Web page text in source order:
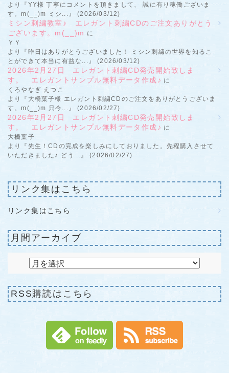
より『YY様 丁寧にコメントを頂きまして、 誠に有り稼働ございま
す。m(__)m ミシ...』 (2026/03/12)
ミシン刺繍教室♪ エレガント刺繍CDのご注文ありがとう
ございます。m(__)m に
ＹＹ
より『昨日はありがとうございました！ ミシン刺繍の世界を知るこ
とができて本当に有益な...』 (2026/03/12)
2026年2月27日 エレガント刺繍CD発売開始致しま
す。 エレガントサンプル無料データ作成♪ に
くろやなぎ えつこ
より『大橋葉子様 エレガント刺繍CDのご注文をありがとうございま
す。m(__)m 只今...』 (2026/02/27)
2026年2月27日 エレガント刺繍CD発売開始致しま
す。 エレガントサンプル無料データ作成♪ に
大橋葉子
より『先生！CDの完成を楽しみにしておりました。先程購入させて
いただきました♪ どう...』 (2026/02/27)
リンク集はこちら
リンク集はこちら
月間アーカイブ
RSS購読はこちら